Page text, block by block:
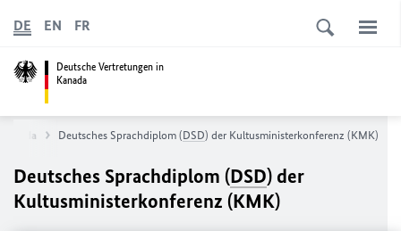
Deutsche Vertretungen in
Kanada
DE EN FR
Deutsches Sprachdiplom (DSD) der Kultusministerkonferenz (KMK)
Deutsches Sprachdiplom (DSD) der
Kultusministerkonferenz (KMK)